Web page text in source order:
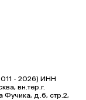
- 2026) ИНН
вн.тер.г.
Фучика, д.6, стр.2,